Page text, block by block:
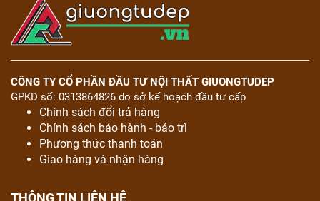
CÔNG TY CỔ PHẦN ĐẦU TƯ NỘI THẤT GIUONGTUDEP
GPKD số: 0313864826 do sở kế hoạch đầu tư cấp
Chính sách đổi trả hàng
Chính sách bảo hành - bảo trì
Phương thức thanh toán
Giao hàng và nhận hàng
THÔNG TIN LIÊN HỆ